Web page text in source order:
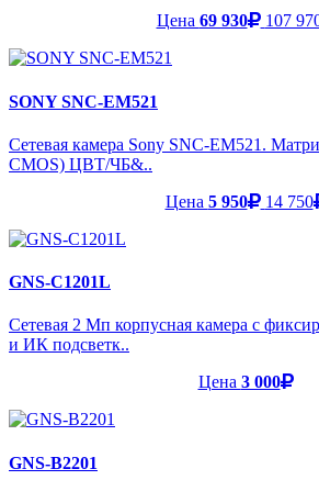
Цена 69 930 107
SONY SNC-EM521
Сетевая камера Sony SNC-EM521.
CMOS) ЦВТ/ЧБ&..
Цена 5 950 14 750
GNS-C1201L
Сетевая 2 Мп корпусная камера с
и ИК подсветк..
Цена 3 000
GNS-B2201